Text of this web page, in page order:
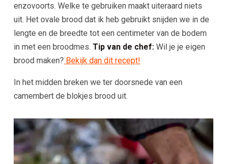
enzovoorts. Welke te gebruiken maakt uiteraard niets
uit. Het ovale brood dat ik heb gebruikt snijden we in de
lengte en de breedte tot een centimeter van de bodem
in met een broodmes. Tip van de chef:Wil je je eigen
brood maken? Bekijk dan dit recept!
In het midden breken we ter doorsnede van een
camembert de blokjes brood uit.